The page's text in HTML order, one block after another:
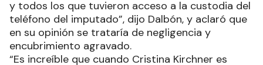
y todos los que tuvieron acceso a la custodia del
teléfono del imputado”, dijo Dalbón, y aclaró que
en su opinión se trataría de negligencia y
encubrimiento agravado.
“Es increíble que cuando Cristina Kirchner es